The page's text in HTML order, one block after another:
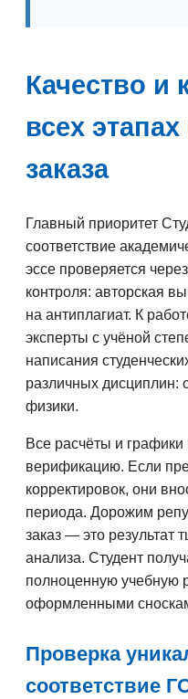
Качество и
всех
заказа
Главный приоритет
соответствие
эссе проверяется
контроля: авторская
на антиплагиат. К
эксперты с учёной
написания
различных дисциплин:
физики.
Все расчёты и
верификацию. Если
корректировок, они
периода. Дорожим
заказ — это результат
анализа. Студент
полноценную учебную
оформленными
Проверка
соответствие